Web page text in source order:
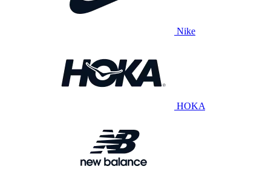
Nike
HOKA